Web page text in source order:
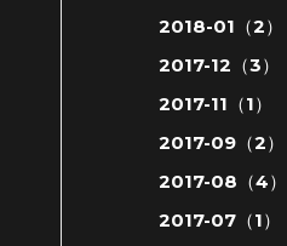
2018-01（2）
2017-12（3）
2017-11（1）
2017-09（2）
2017-08（4）
2017-07（1）